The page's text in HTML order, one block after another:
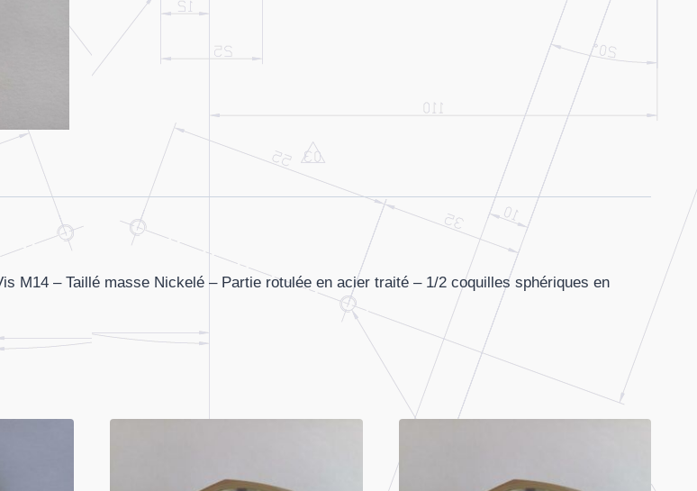
M14 – Taillé masse Nickelé – Partie rotulée en acier traité – 1/2 coquilles sphériques en